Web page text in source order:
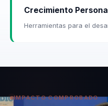
Crecimiento
Herramientas para el
IMPACTO COMPROBADO